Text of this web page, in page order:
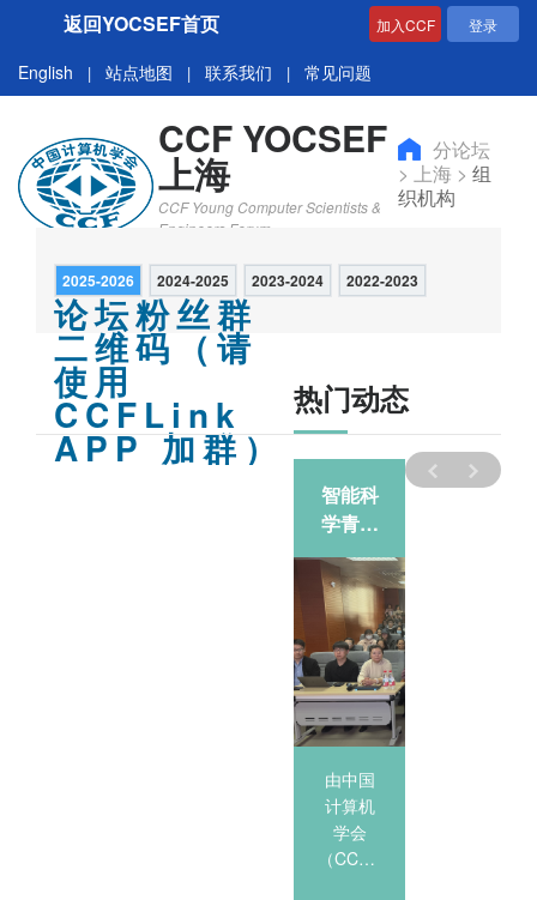
返回YOCSEF首页 加入CCF 登录
English | 站点地图 | 联系我们 | 常见问题
CCF YOCSEF
上海
CCF Young Computer Scientists &
Engineers Forum
分论坛
> 上海 > 组
织机构
2025-2026 2024-2025 2023-2024 2022-2023
论坛粉丝群
二维码（请
使用
CCFLink
APP 加群）
热门动态
智能科
学青年
先锋沙
龙-《大
模型和
DeepSeek
的机遇
与挑
战》-河
北农业
大学
由中国
计算机
学会
（CCF）
智能科